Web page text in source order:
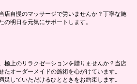
店自慢のマッサージで労いませんか？丁寧な施
の明日を元気にサポートします。
極上のリラクゼーションを贈りませんか？当店
たオーダーメイドの施術を心がけています。
足していただけるひとときをお約束します。